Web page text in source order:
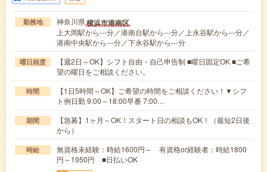
勤務地 神奈川県横浜市港南区
上大岡駅から---分／港南台駅から---分／上永谷駅から---分／
港南中央駅から---分／下永谷駅から---分
曜日頻度
【週2日～OK】シフト自由・自己申告制 ■曜日固定OK ■ご希
望の曜日をご相談ください。
時間
【1日5時間～OK】ご希望の時間をご相談ください！▼シフ
ト例日勤 9:00～18:00早番 7:00…
期間
【急募】1ヶ月～OK！スタート日の相談もOK！（最短2日後
から）
時給
無資格未経験：時給1600円～ 有資格or経験者：時給1800
円～1950円 ■日払いOK